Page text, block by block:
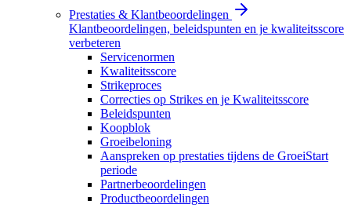
Prestaties & Klantbeoordelingen
Klantbeoordelingen, beleidspunten en je kwaliteitsscore
verbeteren
Servicenormen
Kwaliteitsscore
Strikeproces
Correcties op Strikes en je Kwaliteitsscore
Beleidspunten
Koopblok
Groeibeloning
Aanspreken op prestaties tijdens de GroeiStart
periode
Partnerbeoordelingen
Productbeoordelingen